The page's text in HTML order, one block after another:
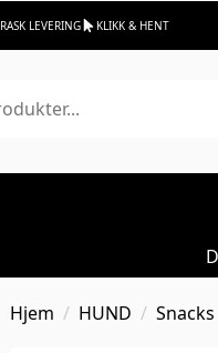
RASK LEVERING KLIKK & HENT
Hjem HUND Snacks